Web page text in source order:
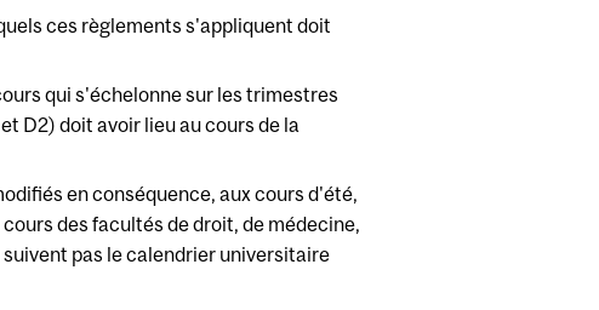
ces règlements s'appliquent doit
qui s'échelonne sur les trimestres
D2) doit avoir lieu au cours de la
en conséquence, aux cours d'été,
des facultés de droit, de médecine,
pas le calendrier universitaire